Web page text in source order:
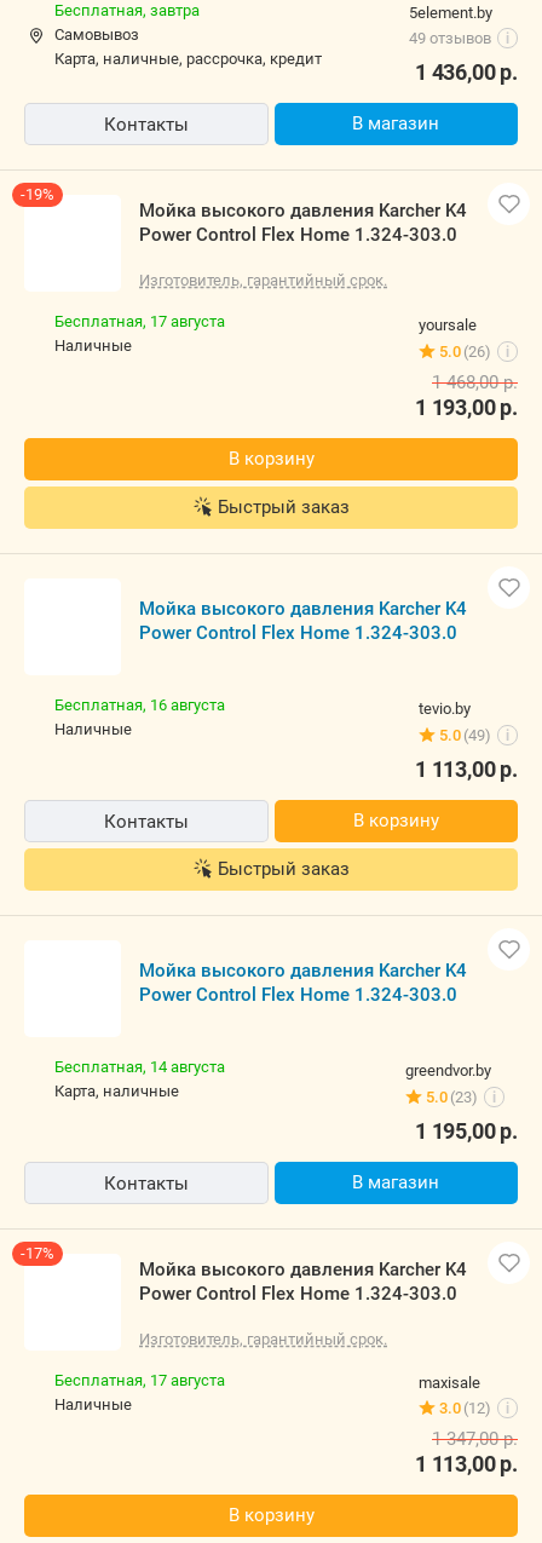
5element.by
49 отзывов
i
Бесплатная, завтра
Самовывоз
карта, наличные, рассрочка, кредит
1 436,00р.
Контакты В магазин
-19%
Мойка высокого давления Karcher K4
Power Control Flex Home 1.324-303.0
Изготовитель, гарантийный срок.
yoursale
5.0 (26) i
Бесплатная, 17 августа
наличные
1 193,00р.
1 468,00р.
В корзину
Быстрый заказ
Мойка высокого давления Karcher K4
Power Control Flex Home 1.324-303.0
tevio.by
5.0 (49) i
Бесплатная, 16 августа
наличные
1 113,00р.
Контакты В корзину
Быстрый заказ
Мойка высокого давления Karcher K4
Power Control Flex Home 1.324-303.0
greendvor.by
5.0 (23) i
Бесплатная, 14 августа
карта, наличные
1 195,00р.
Контакты В магазин
-17%
Мойка высокого давления Karcher K4
Power Control Flex Home 1.324-303.0
Изготовитель, гарантийный срок.
maxisale
3.0 (12) i
Бесплатная, 17 августа
наличные
1 113,00р.
1 347,00р.
В корзину